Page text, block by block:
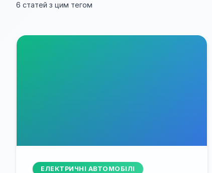
6 статей з цим тегом
ЕЛЕКТРИЧНІ АВТОМОБІЛІ